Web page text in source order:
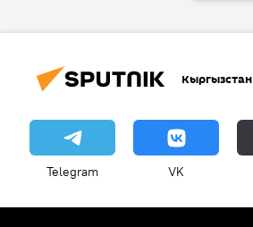
Кыргызстан
Telegram VK